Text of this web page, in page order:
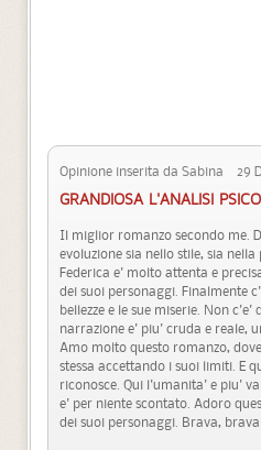
Opinione inserita da Sabina 29
GRANDIOSA L'ANALISI
Il miglior romanzo secondo me.
evoluzione sia nello stile, sia
Federica e' molto attenta e
dei suoi personaggi. Finalmente
bellezze e le sue miserie. Non
narrazione e' piu' cruda e reale,
Amo molto questo romanzo,
stessa accettando i suoi limiti. E
riconosce. Qui l'umanita' e piu'
e' per niente scontato. Adoro
dei suoi personaggi. Brava,